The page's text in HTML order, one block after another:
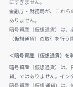
にすぎません。
金融庁・財務局が、これら
ありません。
暗号資産（仮想通貨）は、
（仮想通貨）の取引を行
＜暗号資産（仮想通貨）を
暗号資産（仮想通貨）は、
貨」ではありません。イン
暗号資産（仮想通貨）は、